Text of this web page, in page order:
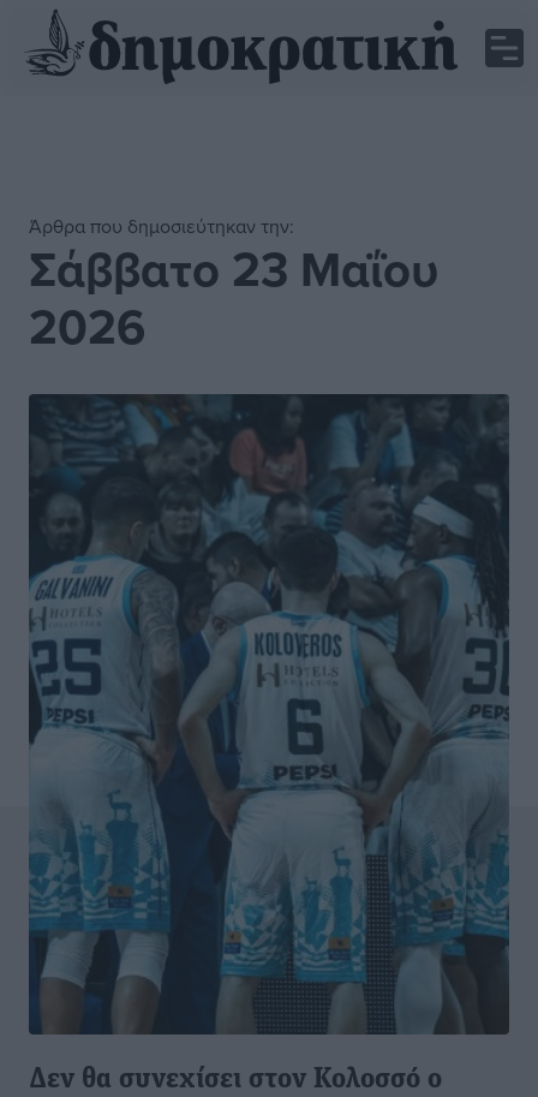
Άρθρα που δημοσιεύτηκαν την:
Σάββατο 23 Μαΐου
2026
Δεν θα συνεχίσει στον Κολοσσό ο